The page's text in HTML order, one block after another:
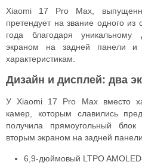
Xiaomi 17 Pro Max,
претендует на звание одного
года благодаря уникальному
экраном на задней панели и
характеристикам.
Дизайн и дисплей: два
У Xiaomi 17 Pro Max вместо
камер, которым славились
получила прямоугольный
вторым экраном на задней
6,9-дюймовый LTPO